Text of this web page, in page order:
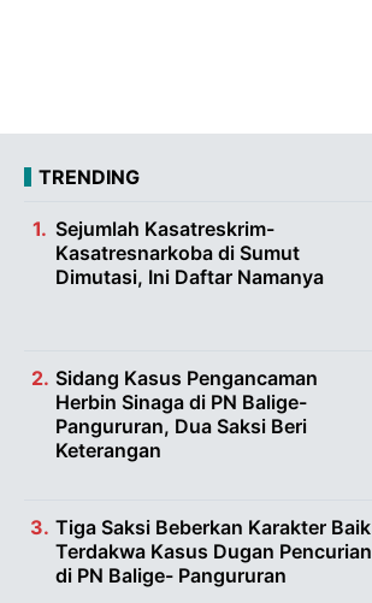
TRENDING
Sejumlah Kasatreskrim-
Kasatresnarkoba di Sumut
Dimutasi, Ini Daftar Namanya
Sidang Kasus Pengancaman
Herbin Sinaga di PN Balige-
Pangururan, Dua Saksi Beri
Keterangan
Tiga Saksi Beberkan Karakter Baik
Terdakwa Kasus Dugan Pencurian
di PN Balige- Pangururan